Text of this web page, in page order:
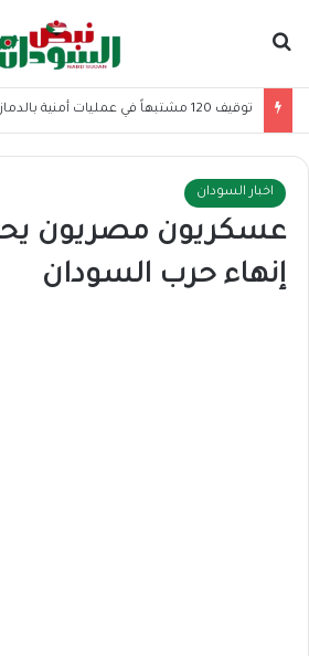
توقيف 120 مشتبهاً في عمليات أمنية بالدمازين
اخبار السودان
عسكريون مصريون
إنهاء حرب السودان